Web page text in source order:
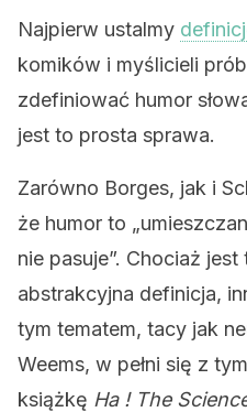
Najpierw ustalmy
komików i myślicieli
zdefiniować humor
jest to prosta sprawa.
Zarówno Borges, jak i
że humor to
nie pasuje”. Chociaż
abstrakcyjna definicja,
tym tematem, tacy jak
Weems, w pełni się z
książkę Ha ! The